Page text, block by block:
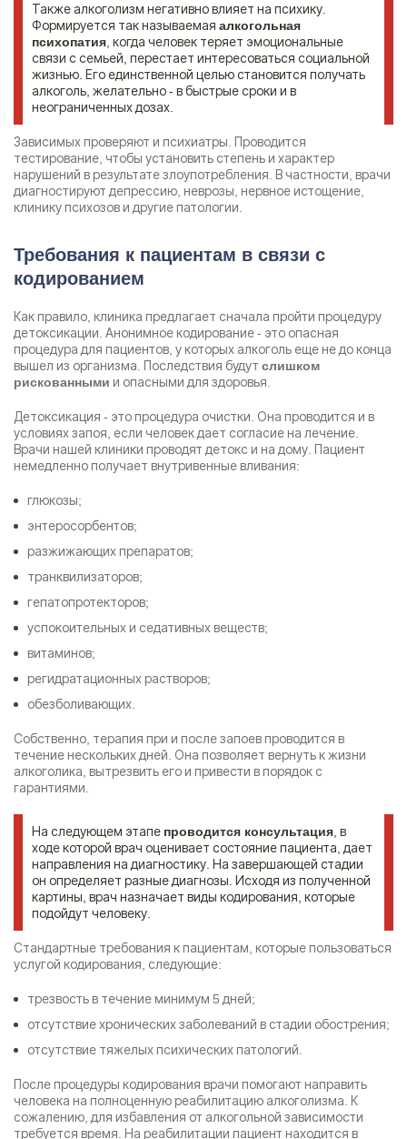
Также алкоголизм негативно влияет на психику.
Формируется так называемая алкогольная
психопатия , когда человек теряет эмоциональные
связи с семьей, перестает интересоваться социальной
жизнью. Его единственной целью становится получать
алкоголь, желательно - в быстрые сроки и в
неограниченных дозах.
Зависимых проверяют и психиатры. Проводится
тестирование, чтобы установить степень и характер
нарушений в результате злоупотребления. В частности, врачи
диагностируют депрессию, неврозы, нервное истощение,
клинику психозов и другие патологии.
Требования к пациентам в связи с
кодированием
Как правило, клиника предлагает сначала пройти процедуру
детоксикации. Анонимное кодирование - это опасная
процедура для пациентов, у которых алкоголь еще не до конца
вышел из организма. Последствия будут слишком
рискованными и опасными для здоровья.
Детоксикация - это процедура очистки. Она проводится и в
условиях запоя, если человек дает согласие на лечение.
Врачи нашей клиники проводят детокс и на дому. Пациент
немедленно получает внутривенные вливания:
глюкозы;
энтеросорбентов;
разжижающих препаратов;
транквилизаторов;
гепатопротекторов;
успокоительных и седативных веществ;
витаминов;
регидратационных растворов;
обезболивающих.
Собственно, терапия при и после запоев проводится в
течение нескольких дней. Она позволяет вернуть к жизни
алкоголика, вытрезвить его и привести в порядок с
гарантиями.
На следующем этапе проводится консультация , в
ходе которой врач оценивает состояние пациента, дает
направления на диагностику. На завершающей стадии
он определяет разные диагнозы. Исходя из полученной
картины, врач назначает виды кодирования, которые
подойдут человеку.
Стандартные требования к пациентам, которые пользоваться
услугой кодирования, следующие:
трезвость в течение минимум 5 дней;
отсутствие хронических заболеваний в стадии обострения;
отсутствие тяжелых психических патологий.
После процедуры кодирования врачи помогают направить
человека на полноценнуюреабилитацию алкоголизма . К
сожалению, для избавления от алкогольной зависимости
требуется время. На реабилитации пациент находится в